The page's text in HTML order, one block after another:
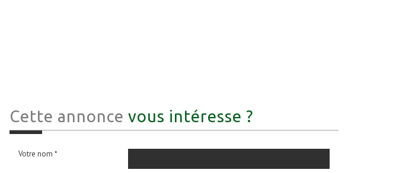
Cette annonce vous intéresse ?
Votre nom *